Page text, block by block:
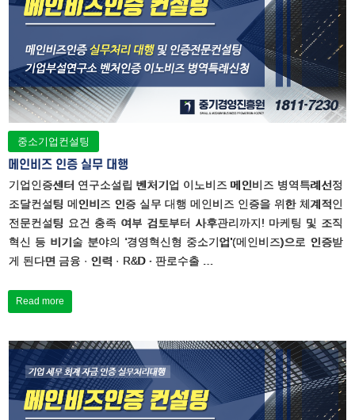
중소기업컨설팅
메인비즈 인증 실무 대행
기업인증센터 연구소설립 벤처기업 이노비즈 메인비즈 병역특례선정
조달컨설팅 메인비즈 인증 실무 대행 메인비즈 인증을 위한 체계적인
전문컨설팅 요건 충족 여부 검토부터 사후관리까지! 마케팅 및 조직
혁신 등 비기술 분야의 ‘경영혁신형 중소기업'(메인비즈)으로 인증받
게 된다면 금융 · 인력 · R&D · 판로수출 …
Read more